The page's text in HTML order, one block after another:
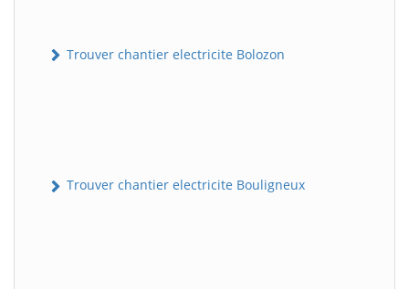
Trouver chantier electricite Bolozon
Trouver chantier electricite Bouligneux